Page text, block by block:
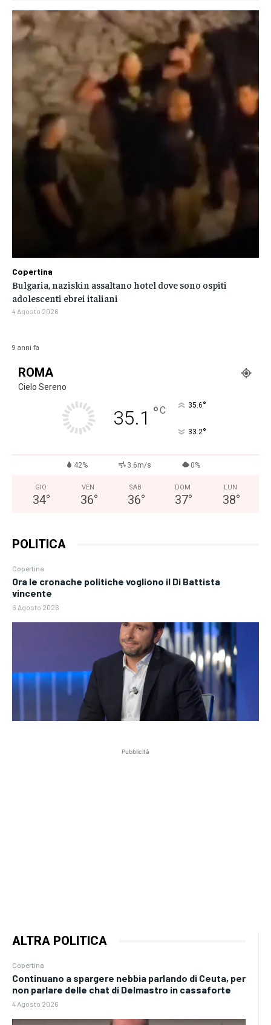
ROMA
Cielo Sereno
35.1 °C 35.6°
33.2°
42% 3.6m/s 0%
GIO
34°
VEN
36°
SAB
36°
DOM
37°
LUN
38°
POLITICA
Copertina
Ora le cronache politiche vogliono il Di Battista
vincente
6 Agosto 2026
Pubblicità
ALTRA POLITICA
Copertina
Continuano a spargere nebbia parlando di Ceuta, per
non parlare delle chat di Delmastro in cassaforte
4 Agosto 2026
9 anni fa
Copertina
Bulgaria, naziskin assaltano hotel dove sono ospiti
adolescenti ebrei italiani
4 Agosto 2026